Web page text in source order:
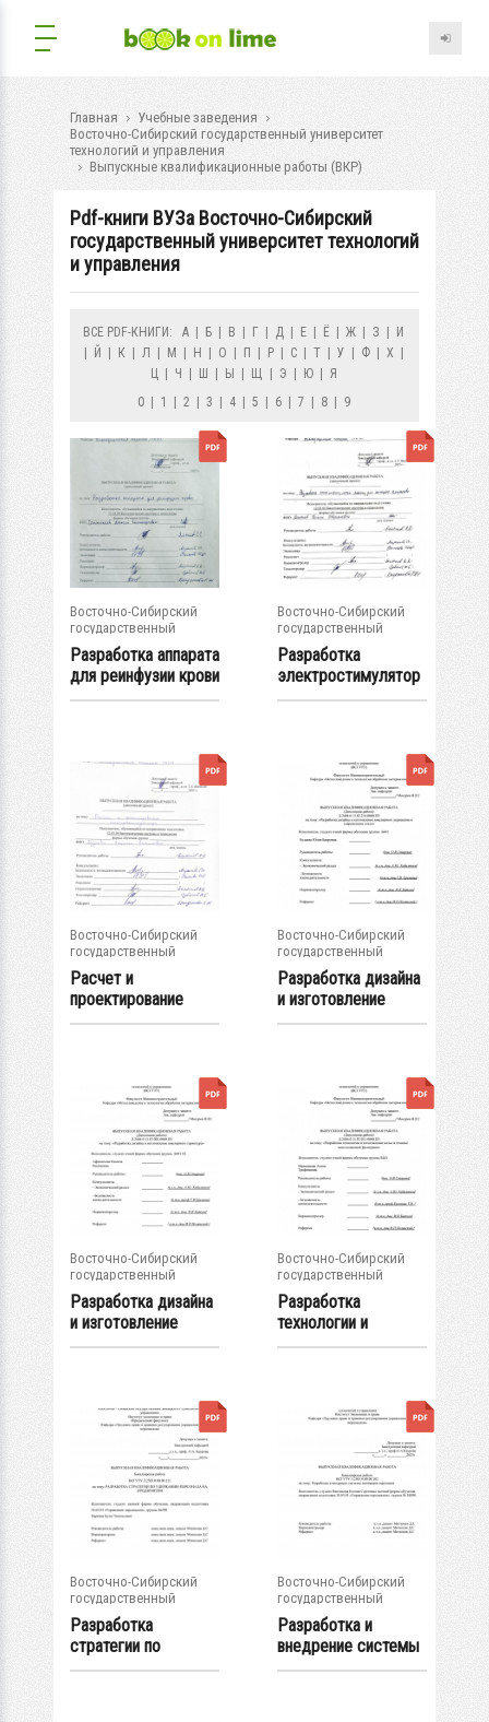
Главная
Учебные заведения
Восточно-Сибирский государственный университет
технологий и управления
Выпускные квалификационные работы (ВКР)
Pdf-книги ВУЗа Восточно-Сибирский
государственный университет технологий
и управления
ВСЕ PDF-КНИГИ: А Б В Г Д Е Ё Ж З
И
Й К Л М Н О П Р С Т У Ф Х
Ц
Ч Ш Ы Щ Э Ю
Я
0
1 2 3 4 5 6 7 8 9
Восточно-Сибирский
государственный
университет...
Разработка аппарата
для реинфузии крови
: ВКР...
Восточно-Сибирский
государственный
университет...
Разработка
электростимулятор
а для аппарата...
Восточно-Сибирский
государственный
университет...
Расчет и
проектирование
электростимулятор
Восточно-Сибирский
государственный
университет...
Разработка дизайна
и изготовление
ювелирного...
Восточно-Сибирский
государственный
университет...
Разработка дизайна
и изготовление
ювелирного...
Восточно-Сибирский
государственный
университет...
Разработка
технологии и
изготовление колье
Восточно-Сибирский
государственный
университет...
Разработка
стратегии по
удержанию
Восточно-Сибирский
государственный
университет...
Разработка и
внедрение системы
мотивации...